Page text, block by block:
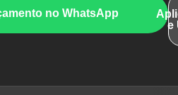
no WhatsApp
e